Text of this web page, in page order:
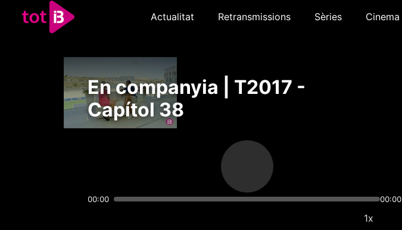
Actualitat Retransmissions Sèries Cinema
En companyia | T2017 -
Capítol 38
00:00 00:00
1x